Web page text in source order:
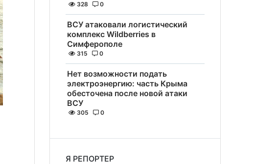
328 0
ВСУ атаковали логистический
комплекс Wildberries в
Симферополе
315 0
Нет возможности подать
электроэнергию: часть Крыма
обесточена после новой атаки
ВСУ
305 0
Я РЕПОРТЕР